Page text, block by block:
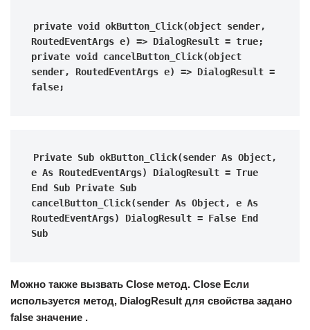
private void okButton_Click(object sender,
RoutedEventArgs e) => DialogResult = true;
private void cancelButton_Click(object
sender, RoutedEventArgs e) => DialogResult =
false;
Private Sub okButton_Click(sender As Object,
e As RoutedEventArgs) DialogResult = True
End Sub Private Sub
cancelButton_Click(sender As Object, e As
RoutedEventArgs) DialogResult = False End
Sub
Можно также вызвать Close метод. Close Если
используется метод, DialogResult для свойства задано
false значение .